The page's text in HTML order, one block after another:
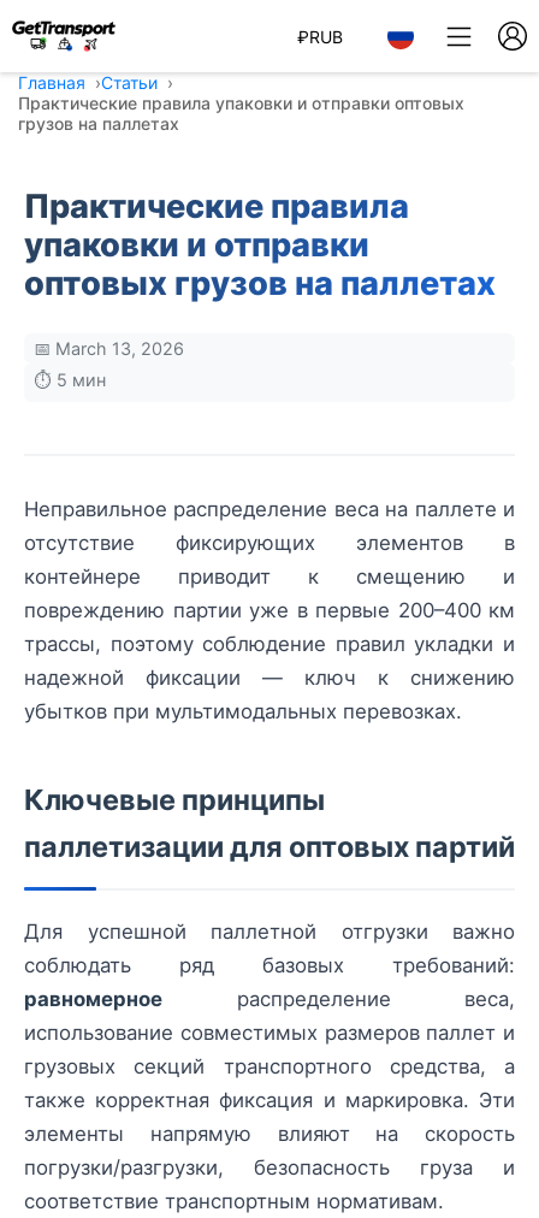
₽RUB
Главная
Статьи
Практические правила упаковки и отправки оптовых
грузов на паллетах
Практические правила
упаковки и отправки
оптовых грузов на паллетах
📅 March 13, 2026
⏱️ 5 мин
Неправильное распределение веса на паллете и
отсутствие фиксирующих элементов в
контейнере приводит к смещению и
повреждению партии уже в первые 200–400 км
трассы, поэтому соблюдение правил укладки и
надежной фиксации — ключ к снижению
убытков при мультимодальных перевозках.
Ключевые принципы
паллетизации для оптовых партий
Для успешной паллетной отгрузки важно
соблюдать ряд базовых требований:
равномерное распределение веса,
использование совместимых размеров паллет и
грузовых секций транспортного средства, а
также корректная фиксация и маркировка. Эти
элементы напрямую влияют на скорость
погрузки/разгрузки, безопасность груза и
соответствие транспортным нормативам.